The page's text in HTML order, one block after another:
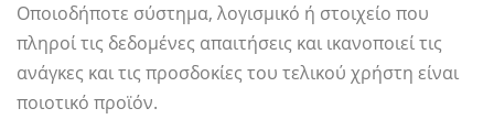
Οποιοδήποτε σύστημα, λογισμικό ή στοιχείο που
πληροί τις δεδομένες απαιτήσεις και ικανοποιεί τις
ανάγκες και τις προσδοκίες του τελικού χρήστη είναι
ποιοτικό προϊόν.